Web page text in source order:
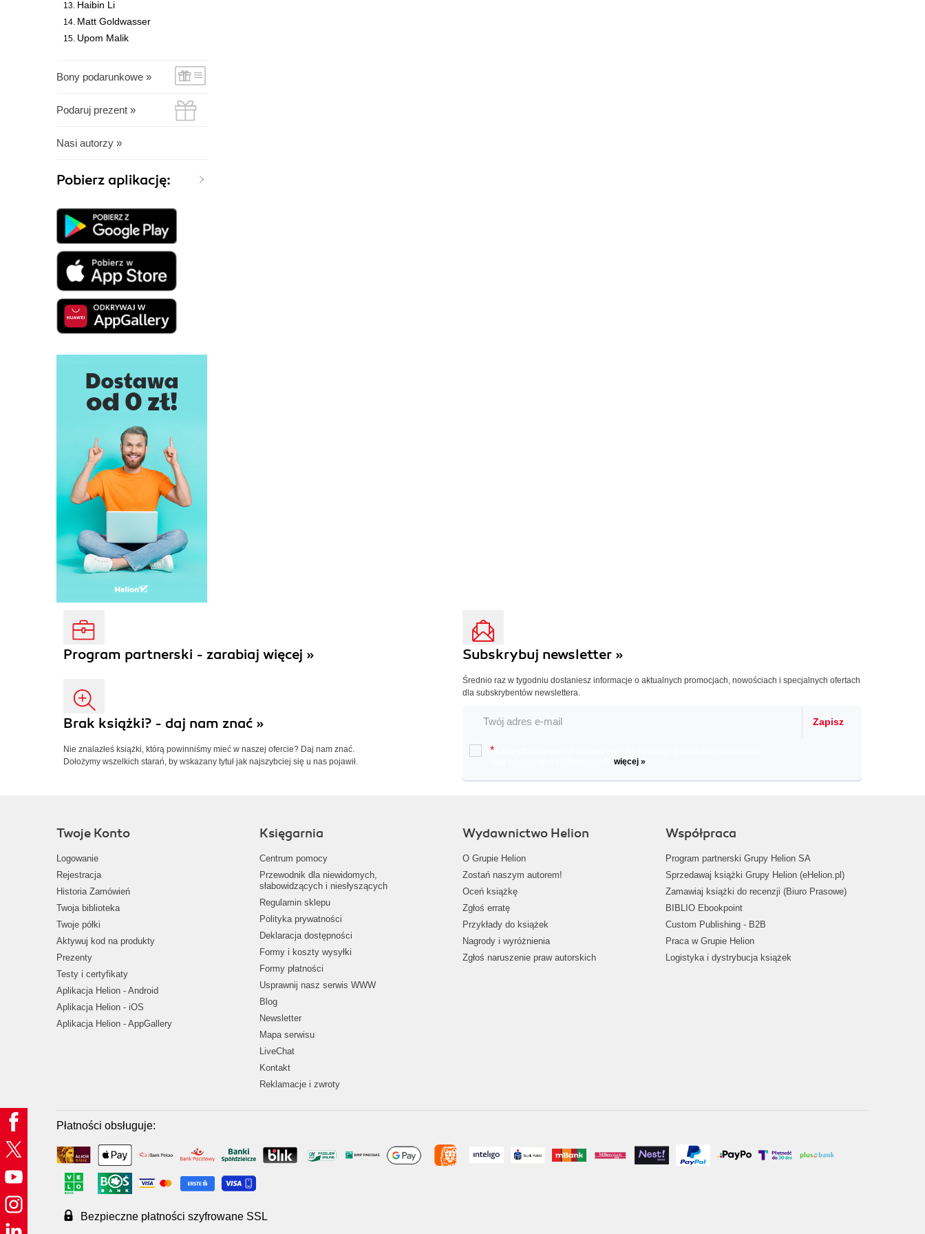
Haibin Li
Matt Goldwasser
Upom Malik
Bony podarunkowe »
Podaruj prezent »
Nasi autorzy »
Pobierz aplikację:
Program partnerski - zarabiaj więcej »
Brak książki? - daj nam znać »
Nie znalazłeś książki, którą powinniśmy mieć w naszej ofercie? Daj nam znać.
Dołożymy wszelkich starań, by wskazany tytuł jak najszybciej się u nas pojawił.
Subskrybuj newsletter »
Średnio raz w tygodniu dostaniesz informacje o aktualnych promocjach, nowościach i specjalnych ofertach
dla subskrybentów newslettera.
Zapisz
*
więcej »
Twoje Konto
Logowanie
Rejestracja
Historia Zamówień
Twoja biblioteka
Twoje półki
Aktywuj kod na produkty
Prezenty
Testy i certyfikaty
Aplikacja Helion - Android
Aplikacja Helion - iOS
Aplikacja Helion - AppGallery
Księgarnia
Centrum pomocy
Przewodnik dla niewidomych,
słabowidzących i niesłyszących
Regulamin sklepu
Polityka prywatności
Deklaracja dostępności
Formy i koszty wysyłki
Formy płatności
Usprawnij nasz serwis WWW
Blog
Newsletter
Mapa serwisu
LiveChat
Kontakt
Reklamacje i zwroty
Wydawnictwo Helion
O Grupie Helion
Zostań naszym autorem!
Oceń książkę
Zgłoś erratę
Przykłady do książek
Nagrody i wyróżnienia
Zgłoś naruszenie praw autorskich
Współpraca
Program partnerski Grupy Helion SA
Sprzedawaj książki Grupy Helion (eHelion.pl)
Zamawiaj książki do recenzji (Biuro Prasowe)
BIBLIO Ebookpoint
Custom Publishing - B2B
Praca w Grupie Helion
Logistyka i dystrybucja książek
Płatności obsługuje:
Bezpieczne płatności szyfrowane SSL